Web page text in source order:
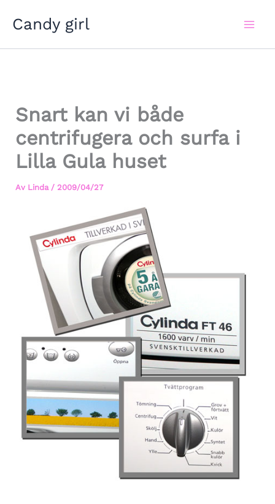
Candy girl
Snart kan vi både
centrifugera och surfa i
Lilla Gula huset
Av Linda / 2009/04/27